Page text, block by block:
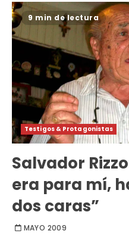
9 min de lectura
Testigos & Protagonistas
Salvador
era para mí,
dos caras”
MAYO 2009